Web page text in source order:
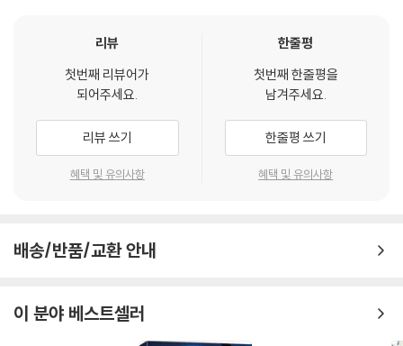
※ 디스크 외관 불량
디스크에 미세한 잔 흠집이 남아있거나 인쇄 면이 깨끗하지 않은 경우가
있으며, 상품의 불량이 아닙니다. 단, 재생에 이상이 있는 경우에는 불량으
로 인한 반품/교환이 가능합니다.
※ 교환/반품 안내
1) 불량으로 인한 교환/반품 요청 시에는 불량 확인을 위해 개봉 시의 동영
관련 사진과 동영상 및 재생 기기 모델명을 첨부하여 첨부하여 고객센터에
부담 후 처리 가능합니다.
리뷰
첫번째 리뷰어가
되어주세요.
리뷰 쓰기
혜택 및 유의사항
한줄평
첫번째 한줄평을
남겨주세요.
한줄평 쓰기
혜택 및 유의사항
배송/반품/교환 안내
이 분야 베스트셀러